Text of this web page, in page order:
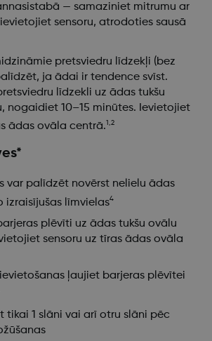
— samaziniet mitrumu ar
sensoru, atrodoties sausā
pretsviedru līdzekļi (bez
ja ādai ir tendence svīst.
līdzekli uz ādas tukšu
nogaidiet 10–15 minūtes. Ievietojiet
ādas ovāla centrā.1,2
var palīdzēt novērst nelielu ādas
izraisījušas līmvielas4
plēvīti uz ādas tukšu ovālu
sensoru uz tīras ādas ovāla
ievietošanas ļaujiet barjeras plēvītei
tikai 1 slāni vai arī otru slāni pēc